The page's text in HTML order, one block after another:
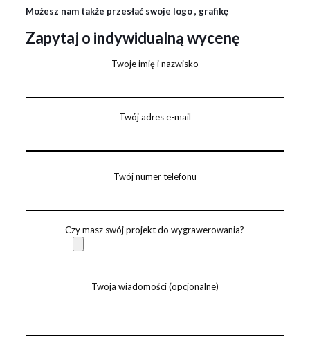
Możesz nam także przesłać swoje logo , grafikę
Zapytaj o indywidualną wycenę
Twoje imię i nazwisko
Twój adres e-mail
Twój numer telefonu
Czy masz swój projekt do wygrawerowania?
Twoja wiadomości (opcjonalne)